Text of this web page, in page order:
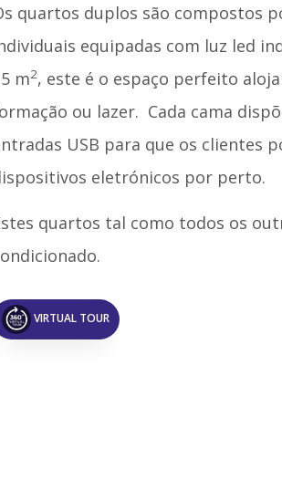
quartos duplos são compostos
equipadas com luz led
m2, este é o espaço perfeito
ou lazer. Cada cama
USB para que os clientes
eletrónicos por perto.
quartos tal como todos os
VIRTUAL TOUR